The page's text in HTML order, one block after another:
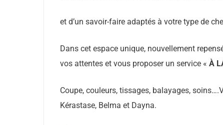
et d’un savoir-faire adaptés à votre type de
Dans cet espace unique, nouvellement
vos attentes et vous proposer un service « À
Coupe, couleurs, tissages, balayages,
Kérastase, Belma et Dayna.